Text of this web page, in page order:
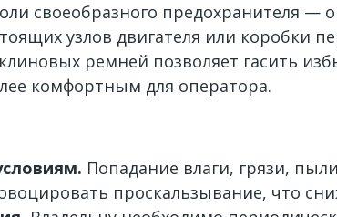
своеобразного предохранителя —
узлов двигателя или коробки
ремней позволяет гасить
комфортным для оператора.
Попадание влаги, грязи,
проскальзывание, что